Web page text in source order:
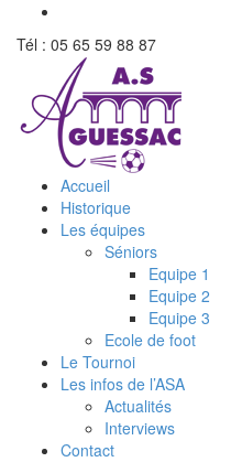
Tél : 05 65 59 88 87
Accueil
Historique
Les équipes
Séniors
Equipe 1
Equipe 2
Equipe 3
Ecole de foot
Le Tournoi
Les infos de l’ASA
Actualités
Interviews
Contact